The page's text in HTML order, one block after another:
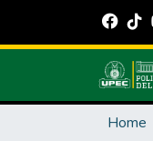
Home